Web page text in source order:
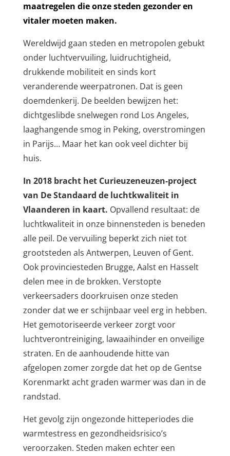
maatregelen die onze steden gezonder en
vitaler moeten maken.
Wereldwijd gaan steden en metropolen gebukt
onder luchtvervuiling, luidruchtigheid,
drukkende mobiliteit en sinds kort
veranderende weerpatronen. Dat is geen
doemdenkerij. De beelden bewijzen het:
dichtgeslibde snelwegen rond Los Angeles,
laaghangende smog in Peking, overstromingen
in Parijs… Maar het kan ook veel dichter bij
huis.
In 2018 bracht het Curieuzeneuzen-project
van De Standaard de luchtkwaliteit in
Vlaanderen in kaart. Opvallend resultaat: de
luchtkwaliteit in onze binnensteden is beneden
alle peil. De vervuiling beperkt zich niet tot
grootsteden als Antwerpen, Leuven of Gent.
Ook provinciesteden Brugge, Aalst en Hasselt
delen mee in de brokken. Verstopte
verkeersaders doorkruisen onze steden
zonder dat we er schijnbaar veel erg in hebben.
Het gemotoriseerde verkeer zorgt voor
luchtverontreiniging, lawaaihinder en onveilige
straten. En de aanhoudende hitte van
afgelopen zomer zorgde dat het op de Gentse
Korenmarkt acht graden warmer was dan in de
randstad.
Het gevolg zijn ongezonde hitteperiodes die
warmtestress en gezondheidsrisico’s
veroorzaken. Steden maken echter een